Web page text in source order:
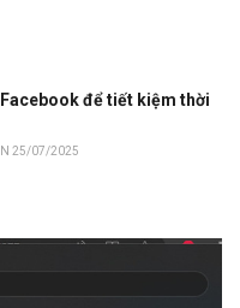
để tiết kiệm thời
25/07/2025